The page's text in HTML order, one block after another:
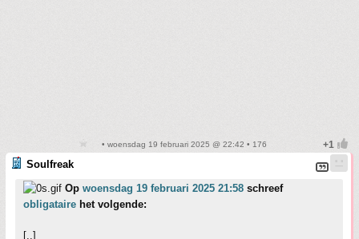
• woensdag 19 februari 2025 @ 22:42 • 176
Soulfreak
Op woensdag 19 februari 2025 21:58 schreef
obligataire het volgende:
[..]